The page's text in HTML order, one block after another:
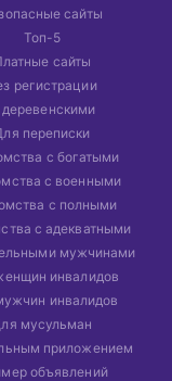
сайты
Топ-5
сайты
регистрации
переписки
с богатыми
с военными
с полными
с адекватными
мужчинами
инвалидов
инвалидов
мусульман
приложением
объявлений